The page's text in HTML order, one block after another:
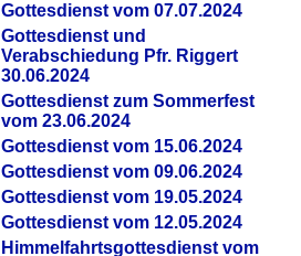
Gottesdienst vom 07.07.2024
Gottesdienst und
Verabschiedung Pfr. Riggert
30.06.2024
Gottesdienst zum Sommerfest
vom 23.06.2024
Gottesdienst vom 15.06.2024
Gottesdienst vom 09.06.2024
Gottesdienst vom 19.05.2024
Gottesdienst vom 12.05.2024
Himmelfahrtsgottesdienst vom